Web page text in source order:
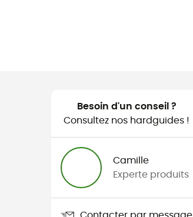
Besoin d'un conseil ?
Consultez nos hardguides !
Camille
Experte produits
Contacter par message